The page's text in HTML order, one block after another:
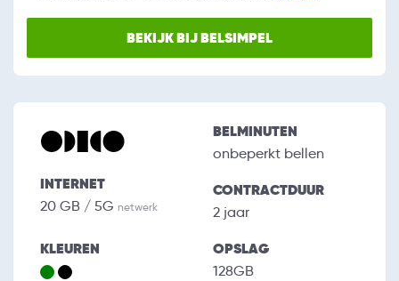
BEKIJK BIJ BELSIMPEL
INTERNET
20 GB / 5G netwerk
BELMINUTEN
onbeperkt bellen
CONTRACTDUUR
2 jaar
KLEUREN OPSLAG
128GB